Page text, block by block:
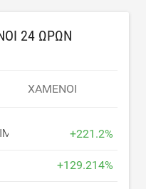
24 ΩΡΏΝ
ΧΑΜΈΝΟΙ
+221.2%
+129.214%